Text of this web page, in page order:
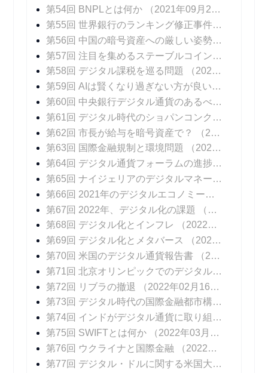
第54回 BNPLとは何か
（2021年09月29日 掲載）
第55回 世界銀行のランキング修正事件
（2021年
第56回 中国の暗号資産への厳しい姿勢
（2021年
第57回 注目を集めるステーブルコイン
（2021年
第58回 デジタル課税を巡る問題
（2021年10月27日 掲載）
第59回 AIは賢くなり過ぎない方が良いのか？
第60回 中央銀行デジタル通貨のあるべき姿
第61回 デジタル時代のショパンコンクール
第62回 市長が給与を暗号資産で？
（2021年11月24日 掲載）
第63回 国際金融規制と環境問題
（2021年12月01日 掲載）
第64回 デジタル通貨フォーラムの進捗報告書
第65回 ナイジェリアのデジタルマネー
（2021年
第66回 2021年のデジタルエコノミーを振り返る
第67回 2022年、デジタル化の課題
（2022年01月12日 掲載）
第68回 デジタル化とインフレ
（2022年01月19日 掲載）
第69回 デジタル化とメタバース
（2022年01月26日 掲載）
第70回 米国のデジタル通貨報告書
（2022年02月02日 掲載）
第71回 北京オリンピックでのデジタル通貨
第72回 リブラの撤退
（2022年02月16日 掲載）
第73回 デジタル時代の国際金融都市構想
第74回 インドがデジタル通貨に取り組む意図
第75回 SWIFTとは何か
（2022年03月09日 掲載）
第76回 ウクライナと国際金融
（2022年03月16日 掲載）
第77回 デジタル・ドルに関する米国大統領令